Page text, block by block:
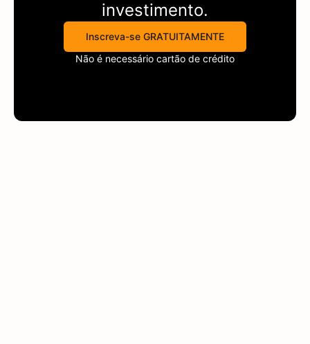
investimento.
Inscreva-se GRATUITAMENTE
Não é necessário cartão de crédito